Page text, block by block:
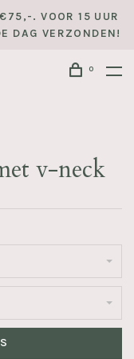
. VOOR 15 UUR
DAG VERZONDEN!
0
v-neck